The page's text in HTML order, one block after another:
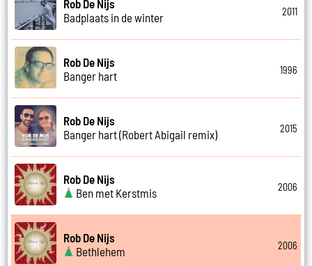
Rob De Nijs
Badplaats in de winter
2011
Rob De Nijs
Banger hart
1996
Rob De Nijs
Banger hart (Robert Abigail remix)
2015
Rob De Nijs
Ben met Kerstmis
2006
Rob De Nijs
Bethlehem
2006